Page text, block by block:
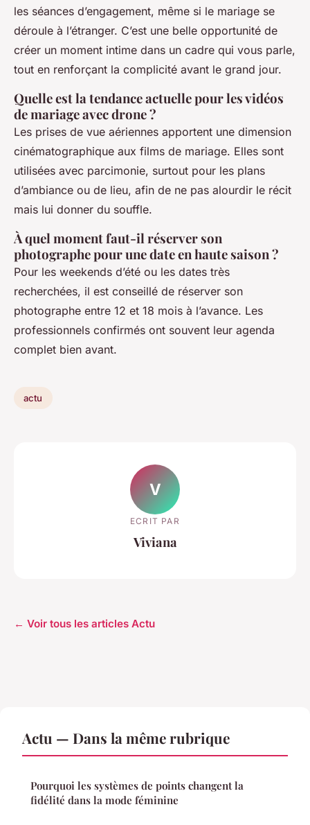
les séances d’engagement, même si le mariage se
déroule à l’étranger. C’est une belle opportunité de
créer un moment intime dans un cadre qui vous parle,
tout en renforçant la complicité avant le grand jour.
Quelle est la tendance actuelle pour les vidéos
de mariage avec drone ?
Les prises de vue aériennes apportent une dimension
cinématographique aux films de mariage. Elles sont
utilisées avec parcimonie, surtout pour les plans
d’ambiance ou de lieu, afin de ne pas alourdir le récit
mais lui donner du souffle.
À quel moment faut-il réserver son
photographe pour une date en haute saison ?
Pour les weekends d’été ou les dates très
recherchées, il est conseillé de réserver son
photographe entre 12 et 18 mois à l’avance. Les
professionnels confirmés ont souvent leur agenda
complet bien avant.
actu
V
ECRIT PAR
Viviana
← Voir tous les articles Actu
Actu — Dans la même rubrique
Pourquoi les systèmes de points changent la
fidélité dans la mode féminine